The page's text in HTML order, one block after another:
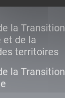
la Transition
et de la
territoires
la Transition